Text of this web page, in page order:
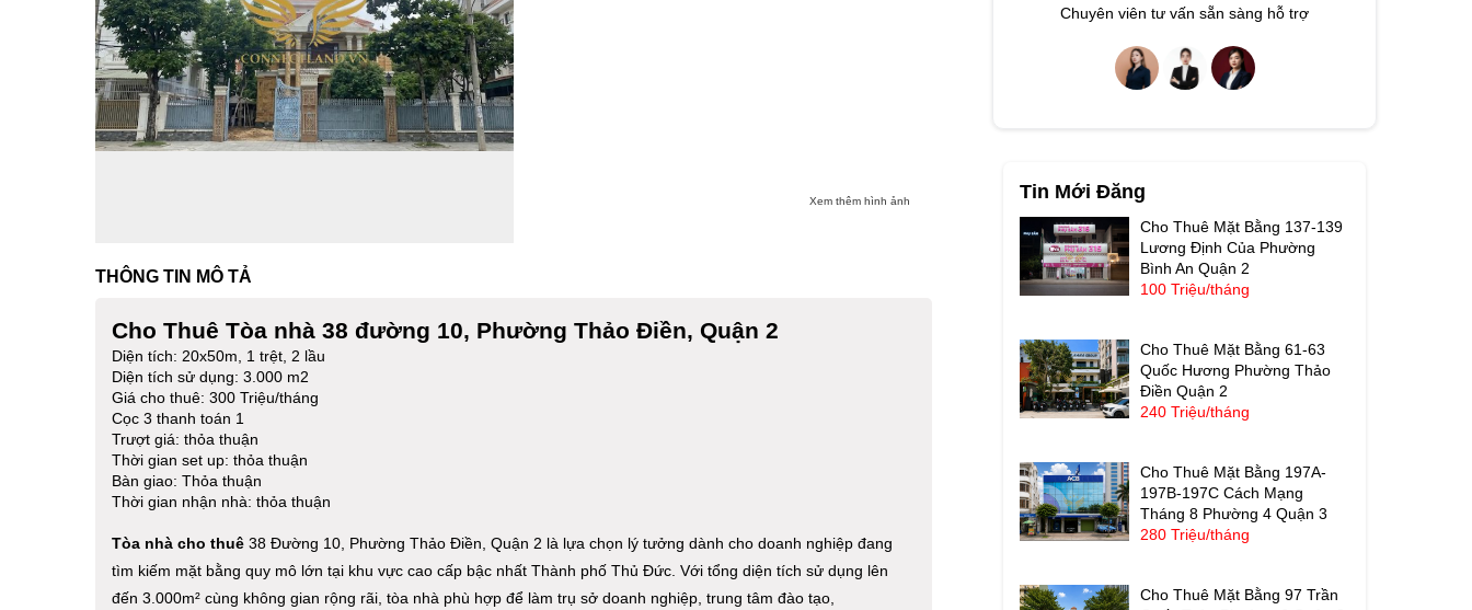
Xem thêm hình ảnh
THÔNG TIN MÔ TẢ
Cho Thuê Tòa nhà 38 đường 10, Phường Thảo Điền, Quận 2
Diện tích: 20x50m, 1 trệt, 2 lầu
Diện tích sử dụng: 3.000 m2
Giá cho thuê: 300 Triệu/tháng
Cọc 3 thanh toán 1
Trượt giá: thỏa thuận
Thời gian set up: thỏa thuận
Bàn giao: Thỏa thuận
Thời gian nhận nhà: thỏa thuận
Tòa nhà cho thuê 38 Đường 10, Phường Thảo Điền, Quận 2 là lựa chọn lý tưởng dành cho doanh nghiệp đang
tìm kiếm mặt bằng quy mô lớn tại khu vực cao cấp bậc nhất Thành phố Thủ Đức. Với tổng diện tích sử dụng lên
đến 3.000m² cùng không gian rộng rãi, tòa nhà phù hợp để làm trụ sở doanh nghiệp, trung tâm đào tạo,
Chuyên viên tư vấn sẵn sàng hỗ trợ
Tin Mới Đăng
Cho Thuê Mặt Bằng 137-139
Lương Định Của Phường
Bình An Quận 2
100 Triệu/tháng
Cho Thuê Mặt Bằng 61-63
Quốc Hương Phường Thảo
Điền Quận 2
240 Triệu/tháng
Cho Thuê Mặt Bằng 197A-
197B-197C Cách Mạng
Tháng 8 Phường 4 Quận 3
280 Triệu/tháng
Cho Thuê Mặt Bằng 97 Trần